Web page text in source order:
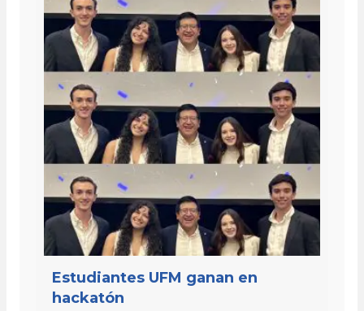
Estudiantes UFM ganan en
hackatón